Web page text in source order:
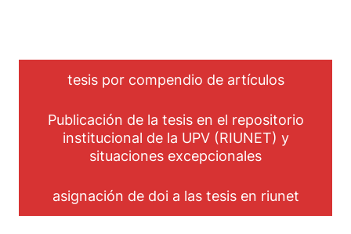
tesis por compendio de artículos
Publicación de la tesis en el repositorio
institucional de la UPV (RIUNET) y
situaciones excepcionales
asignación de doi a las tesis en riunet